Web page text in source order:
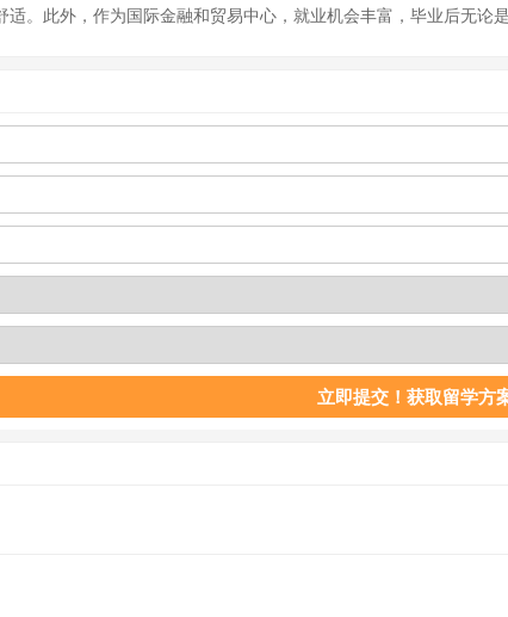
。此外，作为国际金融和贸易中心，就业机会丰富，毕业后无论